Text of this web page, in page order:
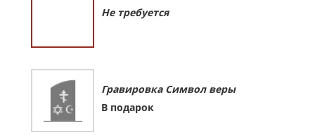
Не требуется
Гравировка Символ веры
В подарок